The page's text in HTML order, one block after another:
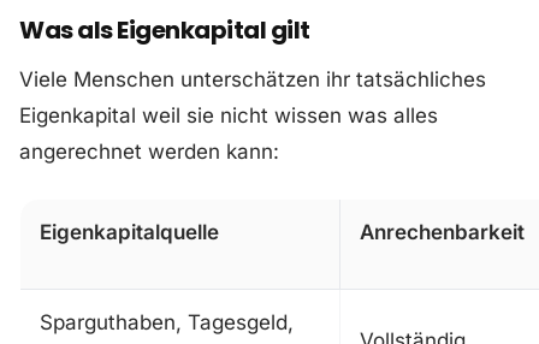
Was als Eigenkapital gilt
Viele Menschen unterschätzen ihr tatsächliches
Eigenkapital weil sie nicht wissen was alles
angerechnet werden kann:
Eigenkapitalquelle Anrechenbarkeit
Sparguthaben, Tagesgeld,